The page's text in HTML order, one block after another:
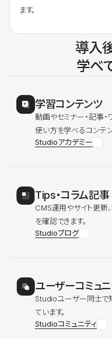
ます。
導入
学べ
学習コンテンツ
動画やセミナー・記事・
使い方を学べるコンテ
Studioアカデミー
Tips・コラム記事
CMS運用やサイト更新
を確認できます。
Studioブログ
ユーザーコミュニ
Studioユーザー同士で
ています。
Studioコミュニティ